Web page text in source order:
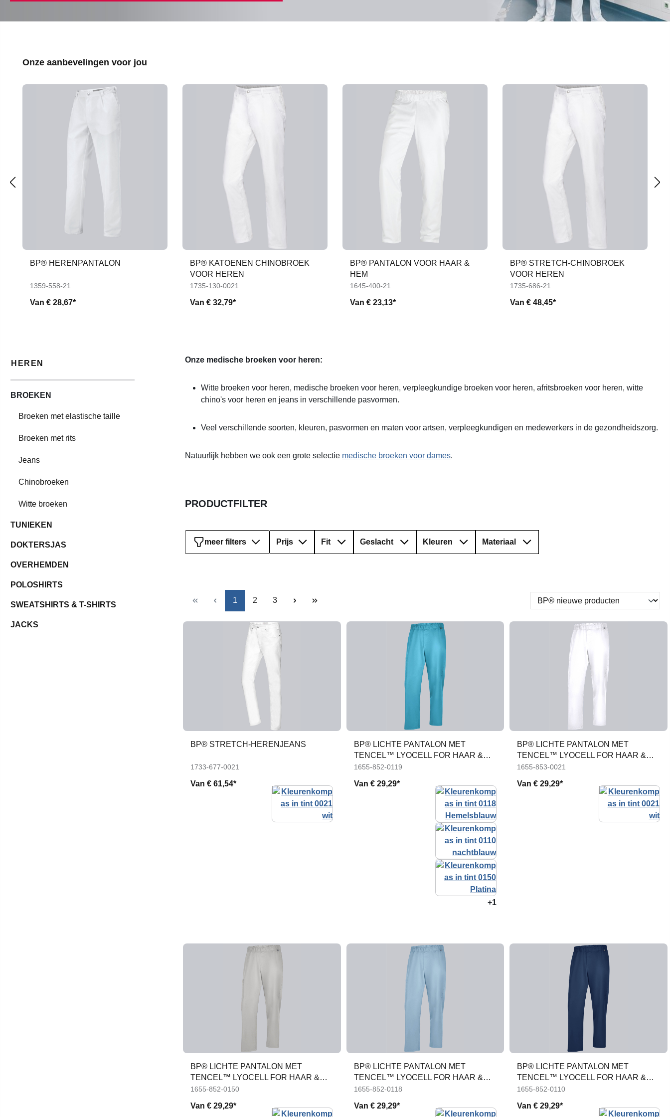
Productgalerij overslaan
Onze aanbevelingen voor jou
BP® HERENPANTALON
1359-558-21
Van € 28,67*
BP® KATOENEN CHINOBROEK
VOOR HEREN
1735-130-0021
Van € 32,79*
BP® PANTALON VOOR HAAR &
HEM
1645-400-21
Van € 23,13*
BP® STRETCH-CHINOBROEK
VOOR HEREN
1735-686-21
Van € 48,45*
HEREN
BROEKEN
Broeken met elastische taille
Broeken met rits
Jeans
Chinobroeken
Witte broeken
TUNIEKEN
DOKTERSJAS
OVERHEMDEN
POLOSHIRTS
SWEATSHIRTS & T-SHIRTS
JACKS
Onze medische broeken voor heren:
Witte broeken voor heren, medische broeken voor heren, verpleegkundige broeken voor heren, afritsbroeken voor heren, witte
chino's voor heren en jeans in verschillende pasvormen.
Veel verschillende soorten, kleuren, pasvormen en maten voor artsen, verpleegkundigen en medewerkers in de gezondheidszorg.
Natuurlijk hebben we ook een grote selectie medische broeken voor dames.
PRODUCTFILTER
Prijs Fit Geslacht Kleuren Materiaal
meer filters
Pagina
1 Pagina
2 Pagina
3
BP® STRETCH-HERENJEANS
1733-677-0021
Van € 61,54*
BP® LICHTE PANTALON MET
TENCEL™ LYOCELL FOR HAAR &
HEM
1655-852-0119
Van € 29,29*
+1
BP® LICHTE PANTALON MET
TENCEL™ LYOCELL FOR HAAR &
HEM
1655-853-0021
Van€ 29,29*
BP® LICHTE PANTALON MET
TENCEL™ LYOCELL FOR HAAR &
HEM
1655-852-0150
Van € 29,29*
BP® LICHTE PANTALON MET
TENCEL™ LYOCELL FOR HAAR &
HEM
1655-852-0118
Van € 29,29*
BP® LICHTE PANTALON MET
TENCEL™ LYOCELL FOR HAAR &
HEM
1655-852-0110
Van€ 29,29*